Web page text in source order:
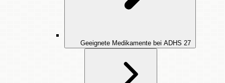
Geeignete Medikamente bei ADHS 27